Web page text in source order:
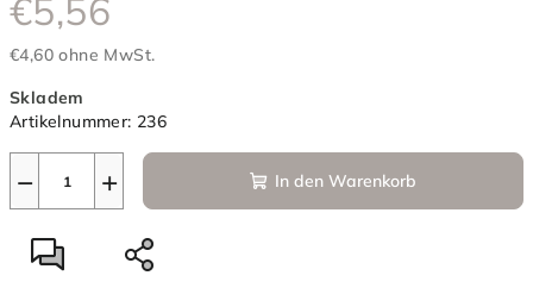
€5,56
€4,60 ohne MwSt.
Skladem
Artikelnummer: 236
+
− In den Warenkorb